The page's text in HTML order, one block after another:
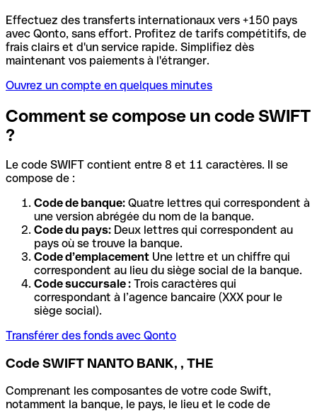
Effectuez des transferts internationaux vers +150 pays
avec Qonto, sans effort. Profitez de tarifs compétitifs, de
frais clairs et d'un service rapide. Simplifiez dès
maintenant vos paiements à l'étranger.
Ouvrez un compte en quelques minutes
Comment se compose un code SWIFT
?
Le code SWIFT contient entre 8 et 11 caractères. Il se
compose de :
Code de banque: Quatre lettres qui correspondent à
une version abrégée du nom de la banque.
Code du pays: Deux lettres qui correspondent au
pays où se trouve la banque.
Code d’emplacement Une lettre et un chiffre qui
correspondent au lieu du siège social de la banque.
Code succursale : Trois caractères qui
correspondant à l’agence bancaire (XXX pour le
siège social).
Transférer des fonds avec Qonto
Code SWIFT NANTO BANK, , THE
Comprenant les composantes de votre code Swift,
notamment la banque, le pays, le lieu et le code de